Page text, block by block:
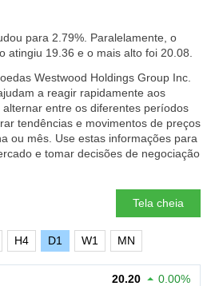
para 2.79% . Paralelamente, o
atingiu 19.36 e o mais alto foi 20.08.
Westwood Holdings Group Inc.
a reagir rapidamente aos
entre os diferentes períodos
tendências e movimentos de preços
ou mês. Use estas informações para
e tomar decisões de negociação
Tela cheia
H4 D1 W1 MN
20.20 0.00%